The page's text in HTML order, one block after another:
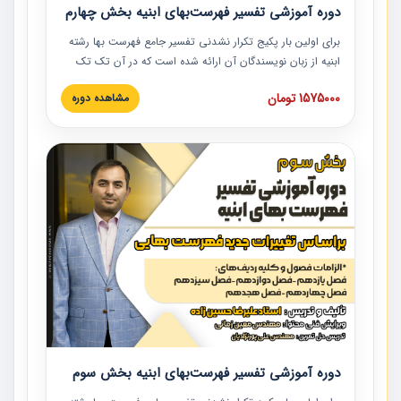
دوره آموزشی تفسیر فهرست‌بهای ابنیه بخش چهارم
برای اولین بار پکیج تکرار نشدنی تفسیر جامع فهرست بها رشته
ابنیه از زبان نویسندگان آن ارائه شده است که در آن تک تک
ردیف ها و مطالب فهرست بها تفسیر و ارائه شده است. این
دوره به صورت کامل تصویری بوده و به همراه تصاویر عملیات
دوره با کلام مهندس علیرضاحسین‌زاده مدیر پروژه مهندسی
مشاور در امر بازنگری فهرست بها رشته ابنیه ارائه شده و به تمام
همکارانی که در حوزه صنعت ساخت در حال فعالیت هستند حتما
توصیه می کنیم از مطالب این دوره استفاده نمایند.
1575000 تومان مشاهده دوره
دوره آموزشی تفسیر فهرست‌بهای ابنیه بخش سوم